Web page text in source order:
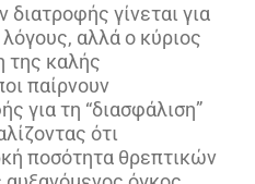
γίνεται για
αλλά ο κύριος
της καλής
παίρνουν
για τη “διασφάλιση”
ότι
ποσότητα θρεπτικών